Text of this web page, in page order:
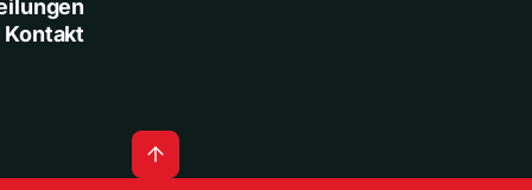
Kontakt